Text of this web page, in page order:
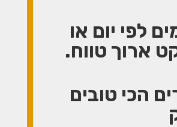
לפי יום או
ארוך טווח.
הכי טובים